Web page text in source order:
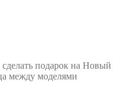
подарок на Новый
между моделями